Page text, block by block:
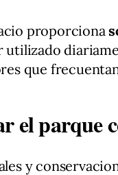
proporciona
utilizado
que
el parque
y